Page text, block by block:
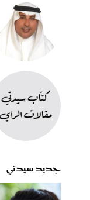
جديد سيدتي